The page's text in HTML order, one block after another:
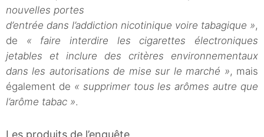
nouvelles portes
d’entrée dans l’addiction nicotinique voire tabagique »,
de « faire interdire les cigarettes électroniques
jetables et inclure des critères environnementaux
dans les autorisations de mise sur le marché », mais
également de « supprimer tous les arômes autre que
l’arôme tabac ».
Les produits de l’enquête